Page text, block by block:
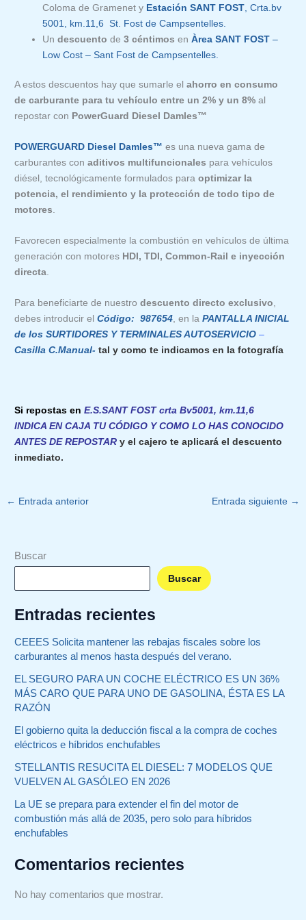
Coloma de Gramenet y Estación SANT FOST , Crta.bv
5001, km.11,6 St. Fost de Campsentelles.
Undescuentode 3 céntimosenÀrea SANT FOST –
Low Cost – Sant Fost de Campsentelles.
A estos descuentos hay que sumarle elahorro en consumo
de carburante para tu vehículo entre un 2% y un 8% al
repostar con PowerGuard Diesel Damles™
POWERGUARD Diesel Damles™ es una nueva gama de
carburantes conaditivos multifuncionales para vehículos
diésel, tecnológicamente formulados paraoptimizar la
potencia, el rendimiento y la protección de todo tipo de
motores
Favorecen especialmente la combustión en vehículos de última
generación con motores HDI, TDI, Common-Rail e inyección
directa
Para beneficiarte de nuestrodescuento directo exclusivo
debes introducir elCódigo: 987654 , en laPANTALLA INICIAL
de los SURTIDORES Y TERMINALES AUTOSERVICIO –
Casilla C.Manual-tal y como te indicamos en la fotografía
Si repostas enE.S.SANT FOST crta Bv5001, km.11,6
INDICA EN CAJA TU CÓDIGO Y COMO LO HAS CONOCIDO
ANTES DE REPOSTARy el cajero te aplicará el descuento
inmediato.
← Entrada anterior Entrada siguiente →
Buscar
Buscar
Entradas recientes
CEEES Solicita mantener las rebajas fiscales sobre los
carburantes al menos hasta después del verano.
EL SEGURO PARA UN COCHE ELÉCTRICO ES UN 36%
MÁS CARO QUE PARA UNO DE GASOLINA, ÉSTA ES LA
RAZÓN
El gobierno quita la deducción fiscal a la compra de coches
eléctricos e híbridos enchufables
STELLANTIS RESUCITA EL DIESEL: 7 MODELOS QUE
VUELVEN AL GASÓLEO EN 2026
La UE se prepara para extender el fin del motor de
combustión más allá de 2035, pero solo para híbridos
enchufables
Comentarios recientes
No hay comentarios que mostrar.